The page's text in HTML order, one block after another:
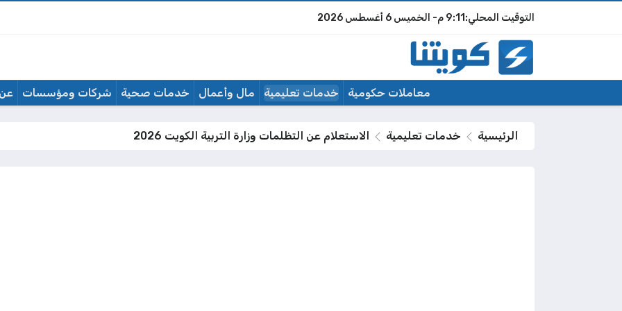
9:11 م الخميس 6 أغسطس 2026
معاملات حكومية خدمات تعليمية مال وأعمال خدمات صحية شركات ومؤسسات
الرئيسية خدمات تعليمية الاستعلام عن التظلمات وزارة التربية الكويت 2026